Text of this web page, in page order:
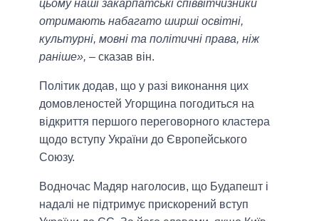
цьому наші закарпатські співвітчизники
отримають набагато ширші освітні,
культурні, мовні та політичні права, ніж
раніше», – сказав він.
Політик додав, що у разі виконання цих
домовленостей Угорщина погодиться на
відкриття першого переговорного кластера
щодо вступу України до Європейського
Союзу.
Водночас Мадяр наголосив, що Будапешт і
надалі не підтримує прискорений вступ